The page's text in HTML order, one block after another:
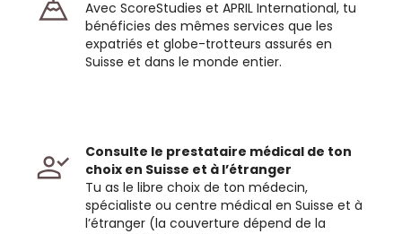
Avec ScoreStudies et APRIL International, tu
bénéficies des mêmes services que les
expatriés et globe-trotteurs assurés en
Suisse et dans le monde entier.
Consulte le prestataire médical de ton
choix en Suisse et à l’étranger
Tu as le libre choix de ton médecin,
spécialiste ou centre médical en Suisse et à
l’étranger (la couverture dépend de la